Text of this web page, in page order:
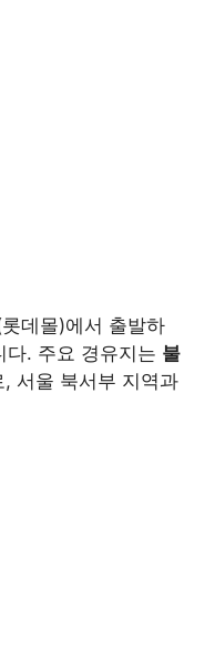
데몰)에서 출발하
다. 주요 경유지는 불
, 서울 북서부 지역과